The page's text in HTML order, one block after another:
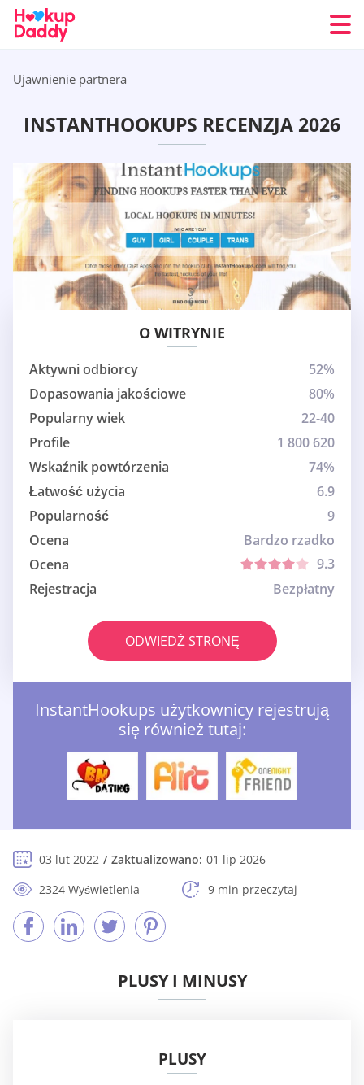
Ujawnienie partnera
INSTANTHOOKUPS RECENZJA 2026
O WITRYNIE
Aktywni odbiorcy
52%
Dopasowania jakościowe
80%
Popularny wiek
22-40
Profile
1 800 620
Wskaźnik powtórzenia
74%
Łatwość użycia
6.9
Popularność
9
Ocena
Bardzo rzadko
Ocena
9.3
Rejestracja
Bezpłatny
ODWIEDŹ STRONĘ
InstantHookups użytkownicy rejestrują
się również tutaj:
03 lut 2022 Zaktualizowano: 01 lip 2026
2324 Wyświetlenia
9 min przeczytaj
PLUSY I MINUSY
PLUSY